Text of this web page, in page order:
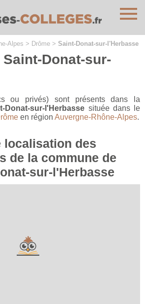
Alpes > Drôme > Saint-Donat-sur-l'Herbasse
Donat-sur-
ou privés) sont présents dans la
Donat-sur-l'Herbasse située dans le
en région Auvergne-Rhône-Alpes.
localisation des
de la commune de
sur-l'Herbasse